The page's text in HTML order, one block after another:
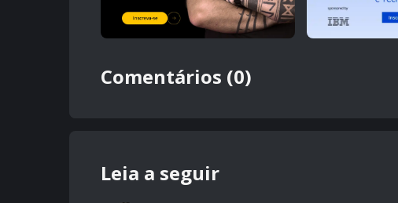
Comentários (0)
Leia a seguir